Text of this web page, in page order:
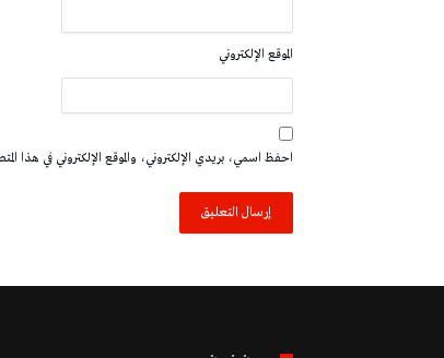
الموقع الإلكتروني
احفظ اسمي، بريدي الإلكتروني، والموقع الإلكتروني في هذا